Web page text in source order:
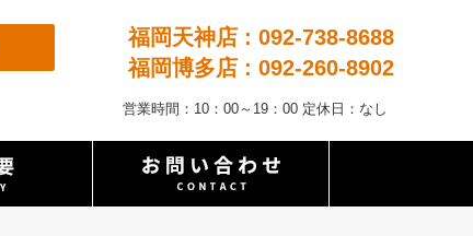
福岡天神店 : 092-738-8688
福岡博多店 : 092-260-8902
営業時間：10：00～19：00 定休日：なし